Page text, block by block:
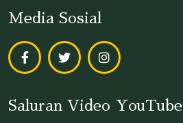
Media Sosial
Saluran Video YouTube